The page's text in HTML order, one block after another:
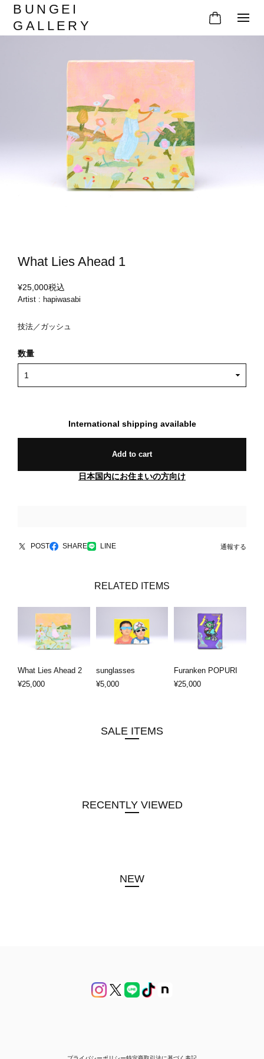
BUNGEI
GALLERY
What Lies Ahead 1
¥25,000税込
Artist : hapiwasabi
技法／ガッシュ
数量
International shipping available
Add to cart
日本国内にお住まいの方向け
POST SHARE LINE 通報する
RELATED ITEMS
What Lies Ahead 2
¥25,000
sunglasses
¥5,000
Furanken POPURI
¥25,000
SALE ITEMS
RECENTLY VIEWED
NEW